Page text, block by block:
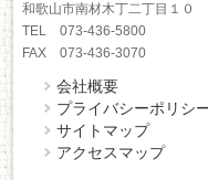
和歌山市南材木丁二丁目１０
TEL 073-436-5800
FAX 073-436-3070
会社概要
プライバシーポリシ
サイトマップ
アクセスマップ